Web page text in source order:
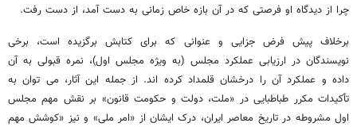
چرا از دیدگاه او فرصتی که در آن بازه خاص زمانی به دست آمد، از دست رفت.
برخلاف پیش فرض جزایی و عنوانی که برای کتابش برگزیده است، برخی
نویسندگان در ارزیابی عملکرد مجلس (به ویژه مجلس اول)، نمره قبولی به آن
داده و عملکرد آن را درخشان قلمداد کرده اند. از جمله این آثار، می توان به
تأکیدات مکرر طباطبایی در «ملت، دولت و حکومت قانون» بر نقش مهم مجلس
اول مشروطه در تاریخ معاصر ایران، درک ایشان از «امر ملی» و نیز «کوشش مهم